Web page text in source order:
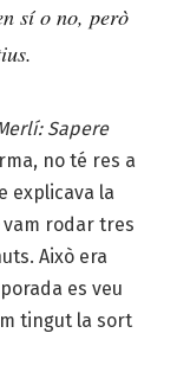
sí o no, però
Sapere
no té res a
explicava la
vam rodar tres
Això era
es veu
tingut la sort